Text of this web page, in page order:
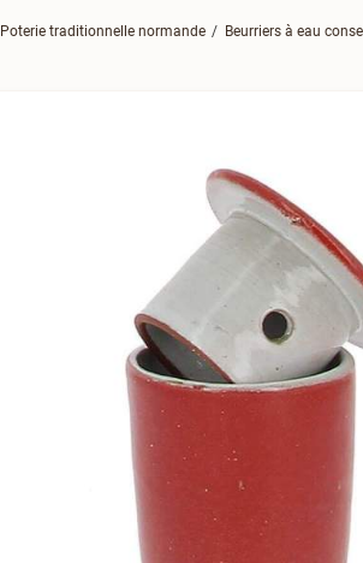
Poterie traditionnelle normande Beurriers à eau